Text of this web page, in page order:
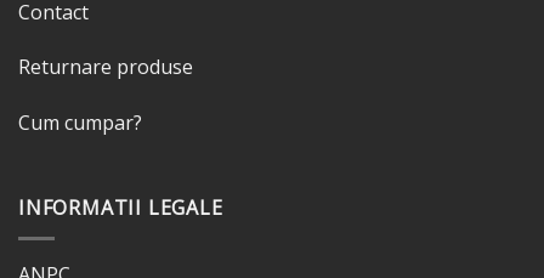
Contact
Returnare produse
Cum cumpar?
INFORMATII LEGALE